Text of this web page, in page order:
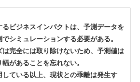
るビジネスインパクトは、予測データを
シミュレーションする必要がある。
は完全には取り除けないため、予測値は
があることを忘れない。
している以上、現状との乖離は発生す